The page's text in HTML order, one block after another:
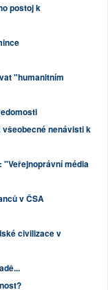
postoj k
"humanitním
nenávisti k
"Veřejnoprávní média
v ČSA
civilizace v